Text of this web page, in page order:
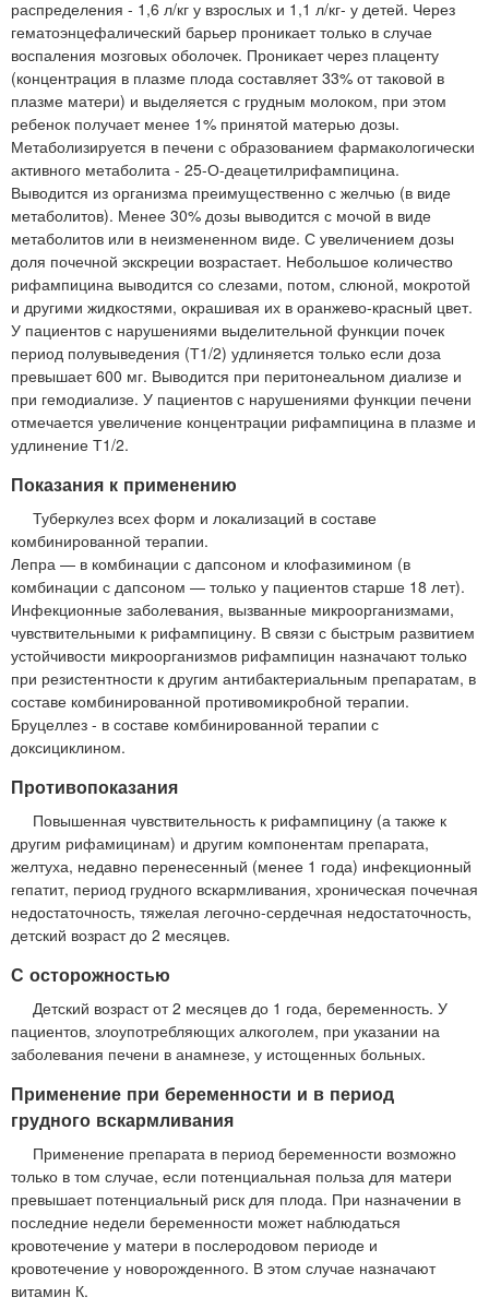
распределения - 1,6 л/кг у взрослых и 1,1 л/кг- у детей. Через
гематоэнцефалический барьер проникает только в случае
воспаления мозговых оболочек. Проникает через плаценту
(концентрация в плазме плода составляет 33% от таковой в
плазме матери) и выделяется с грудным молоком, при этом
ребенок получает менее 1% принятой матерью дозы.
Метаболизируется в печени с образованием фармакологически
активного метаболита - 25-О-деацетилрифампицина.
Выводится из организма преимущественно с желчью (в виде
метаболитов). Менее 30% дозы выводится с мочой в виде
метаболитов или в неизмененном виде. С увеличением дозы
доля почечной экскреции возрастает. Небольшое количество
рифампицина выводится со слезами, потом, слюной, мокротой
и другими жидкостями, окрашивая их в оранжево-красный цвет.
У пациентов с нарушениями выделительной функции почек
период полувыведения (Т1/2) удлиняется только если доза
превышает 600 мг. Выводится при перитонеальном диализе и
при гемодиализе. У пациентов с нарушениями функции печени
отмечается увеличение концентрации рифампицина в плазме и
удлинение Т1/2.
Показания к применению
Туберкулез всех форм и локализаций в составе
комбинированной терапии.
Лепра — в комбинации с дапсоном и клофазимином (в
комбинации с дапсоном — только у пациентов старше 18 лет).
Инфекционные заболевания, вызванные микроорганизмами,
чувствительными к рифампицину. В связи с быстрым развитием
устойчивости микроорганизмов рифампицин назначают только
при резистентности к другим антибактериальным препаратам, в
составе комбинированной противомикробной терапии.
Бруцеллез - в составе комбинированной терапии с
доксициклином.
Противопоказания
Повышенная чувствительность к рифампицину (а также к
другим рифамицинам) и другим компонентам препарата,
желтуха, недавно перенесенный (менее 1 года) инфекционный
гепатит, период грудного вскармливания, хроническая почечная
недостаточность, тяжелая легочно-сердечная недостаточность,
детский возраст до 2 месяцев.
С осторожностью
Детский возраст от 2 месяцев до 1 года, беременность. У
пациентов, злоупотребляющих алкоголем, при указании на
заболевания печени в анамнезе, у истощенных больных.
Применение при беременности и в период
грудного вскармливания
Применение препарата в период беременности возможно
только в том случае, если потенциальная польза для матери
превышает потенциальный риск для плода. При назначении в
последние недели беременности может наблюдаться
кровотечение у матери в послеродовом периоде и
кровотечение у новорожденного. В этом случае назначают
витамин К.